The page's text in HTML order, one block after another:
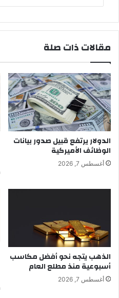
مقالات ذات صلة
الدولار يرتفع قبيل صدور بيانات
الوظائف الأميركية
أغسطس 7, 2026
الذهب يتجه نحو أفضل مكاسب
أسبوعية منذ مطلع العام
أغسطس 7, 2026